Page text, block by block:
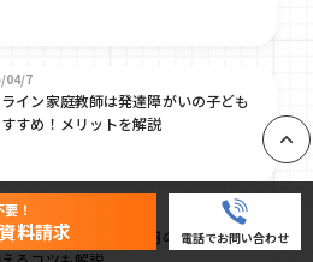
04/7
イン家庭教師は発達障がいの子ども
すめ！メリットを解説
27
受験】小学生の塾費用の相場は？安
！
料請求 電話でお問い合わせ